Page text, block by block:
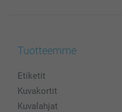
Tuotteemme
Etiketit
Kuvakortit
Kuvalahjat